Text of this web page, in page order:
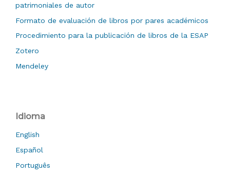
patrimoniales de autor
Formato de evaluación de libros por pares académicos
Procedimiento para la publicación de libros de la ESAP
Zotero
Mendeley
Idioma
English
Español
Português